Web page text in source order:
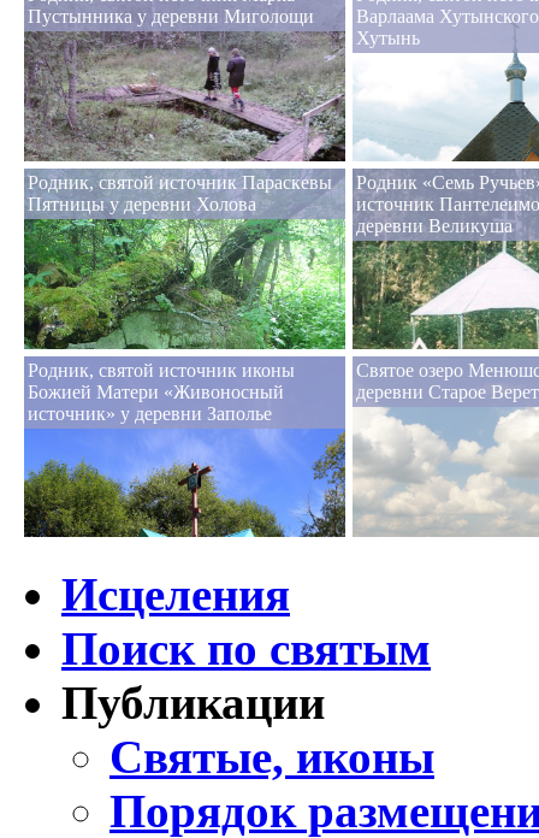
Пустынника у деревни Миголощи
Варлаама
Хутынь
Родник, святой источник Параскевы
Пятницы у деревни Холова
Родник «Семь
источник
деревни Великуша
Родник, святой источник иконы
Божией Матери «Живоносный
источник» у деревни Заполье
Святое озеро
деревни Старое
Исцеления
Поиск по святым
Публикации
Святые, иконы
Порядок